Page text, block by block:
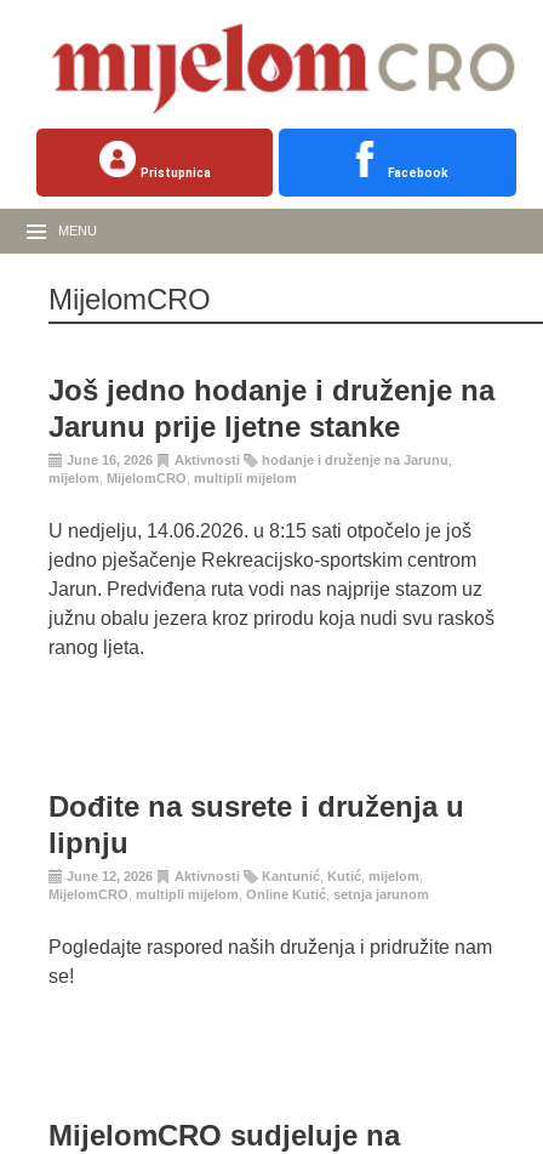
Pristupnica Facebook
MENU
MijelomCRO
Još jedno hodanje i druženje na
Jarunu prije ljetne stanke
June 16, 2026 Aktivnosti hodanje i druženje na Jarunu
mijelom
MijelomCRO multipli mijelom
U nedjelju, 14.06.2026. u 8:15 sati otpočelo je još
jedno pješačenje Rekreacijsko-sportskim centrom
Jarun. Predviđena ruta vodi nas najprije stazom uz
južnu obalu jezera kroz prirodu koja nudi svu raskoš
ranog ljeta.
Dođite na susrete i druženja u
lipnju
June 12, 2026 Aktivnosti Kantunić Kutić mijelom
MijelomCRO
multipli mijelom Online Kutić setnja jarunom
Pogledajte raspored naših druženja i pridružite nam
se!
MijelomCRO sudjeluje na